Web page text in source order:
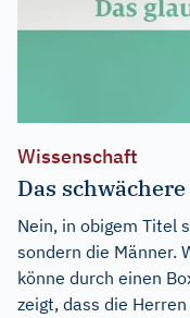
Wissenschaft
Das
Nein, in obigem Titel
sondern die Männer.
könne durch einen
zeigt, dass die